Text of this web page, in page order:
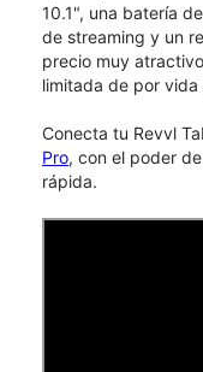
10.1", una batería
de streaming y un
precio muy
limitada de por
Conecta tu Revvl
Pro, con el poder
rápida.